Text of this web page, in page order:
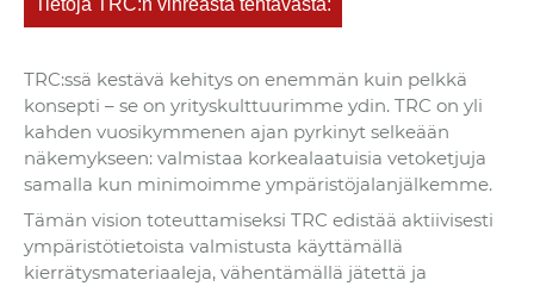
TRC:ssä kestävä kehitys on enemmän kuin pelkkä
konsepti – se on yrityskulttuurimme ydin. TRC on yli
kahden vuosikymmenen ajan pyrkinyt selkeään
näkemykseen: valmistaa korkealaatuisia vetoketjuja
samalla kun minimoimme ympäristöjalanjälkemme.
Tämän vision toteuttamiseksi TRC edistää aktiivisesti
ympäristötietoista valmistusta käyttämällä
kierrätysmateriaaleja, vähentämällä jätettä ja